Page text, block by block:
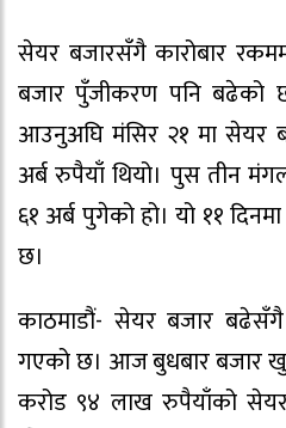
सेयर बजारसँगै कारोबार
बजार पुँजीकरण पनि बढेको
आउनुअघि मंसिर २१ मा सेयर
अर्ब रुपैयाँ थियो। पुस तीन
६१ अर्ब पुगेको हो। यो ११
छ।
काठमाडौं- सेयर बजार
गएको छ। आज बुधबार बजार
करोड ९४ लाख रुपैयाँको